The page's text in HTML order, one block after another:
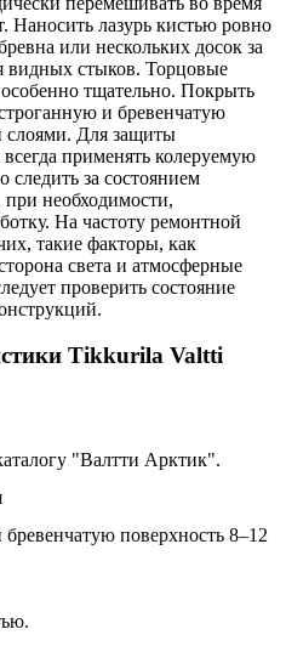
Наносить лазурь кистью ровно
или нескольких досок за
видных стыков. Торцовые
тщательно. Покрыть
и бревенчатую
слоями. Для защиты
применять колеруемую
следить за состоянием
необходимости,
На частоту ремонтной
такие факторы, как
света и атмосферные
проверить состояние
Tikkurila Valtti
"Валтти Арктик".
поверхность 8–12